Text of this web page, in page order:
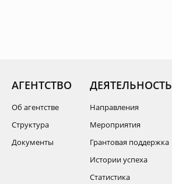
АГЕНТСТВО
Об агентстве
Структура
Документы
ДЕЯТЕЛЬНОСТЬ
Направления
Мероприятия
Грантовая поддержка
Истории успеха
Статистика